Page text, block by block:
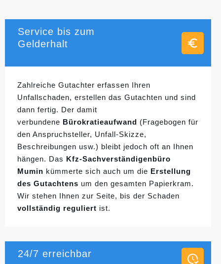
Service bis zum
Gelderhalt
Zahlreiche Gutachter erfassen Ihren
Unfallschaden, erstellen das Gutachten und sind
dann fertig. Der damit
verbundene Bürokratieaufwand (Fragebogen für
den Anspruchsteller, Unfall-Skizze,
Beschreibungen usw.) bleibt jedoch oft an Ihnen
hängen. Das Kfz-Sachverständigenbüro
Mumin kümmerte sich auch um die Erstellung
des Gutachtens um den gesamten Papierkram.
Wir stehen Ihnen zur Seite, bis der Schaden
vollständig reguliert ist.
24/7 erreichbar